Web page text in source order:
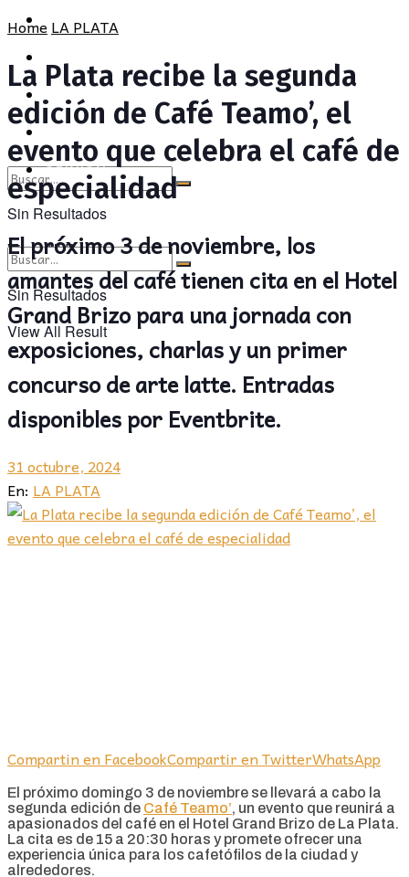
CULTURA
OPINIÓN
Sin Resultados
View All Result
PROVINCIA
SOCIEDAD
OPINIÓN
Sin Resultados
View All Result
HomeLA PLATA
La Plata recibe la segunda
edición de Café Teamo’, el
evento que celebra el café de
especialidad
El próximo 3 de noviembre, los
amantes del café tienen cita en el Hotel
Grand Brizo para una jornada con
exposiciones, charlas y un primer
concurso de arte latte. Entradas
disponibles por Eventbrite.
31 octubre, 2024
En: LA PLATA
Compartin en FacebookCompartir en TwitterWhatsApp
El próximo domingo 3 de noviembre se llevará a cabo la
segunda edición de Café Teamo’, un evento que reunirá a
apasionados del café en el Hotel Grand Brizo de La Plata.
La cita es de 15 a 20:30 horas y promete ofrecer una
experiencia única para los cafetófilos de la ciudad y
alrededores.